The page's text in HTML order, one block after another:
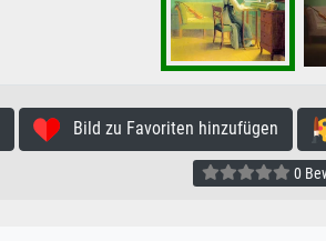
Bild zu Favoriten hinzufügen
0